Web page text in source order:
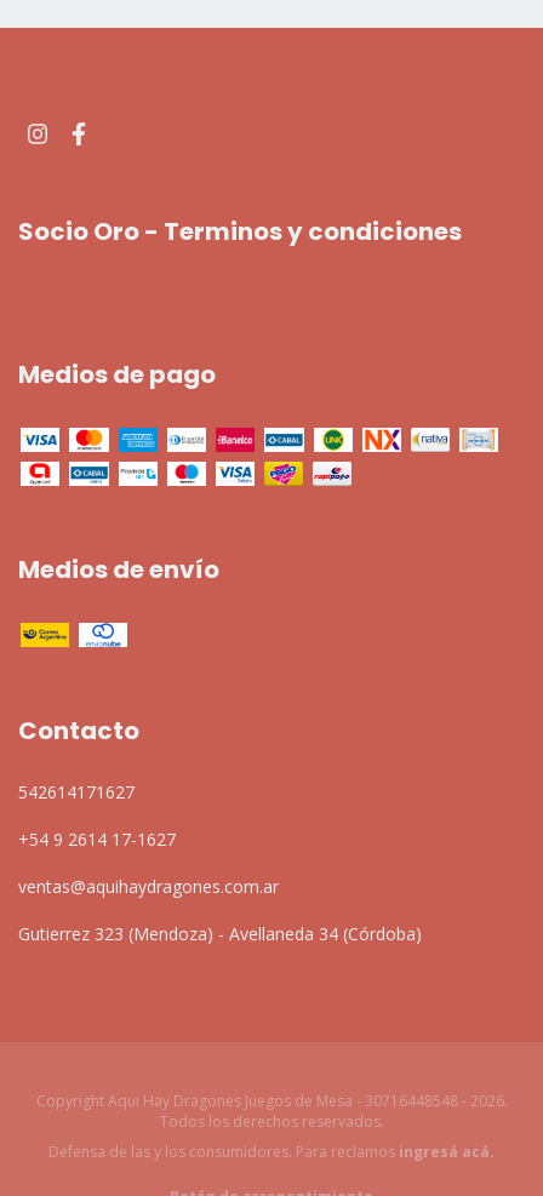
Socio Oro - Terminos y condiciones
Medios de pago
Medios de envío
Contacto
542614171627
+54 9 2614 17-1627
ventas@aquihaydragones.com.ar
Gutierrez 323 (Mendoza) - Avellaneda 34 (Córdoba)
Copyright Aqui Hay Dragones Juegos de Mesa - 30716448548 - 2026.
Todos los derechos reservados.
Defensa de las y los consumidores. Para reclamos ingresá acá.